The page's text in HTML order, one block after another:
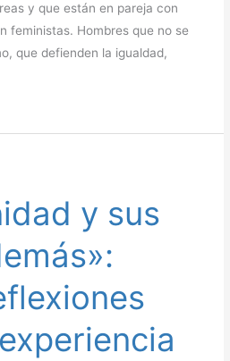
y que están en pareja con
feministas. Hombres que no se
que defienden la igualdad,
y sus